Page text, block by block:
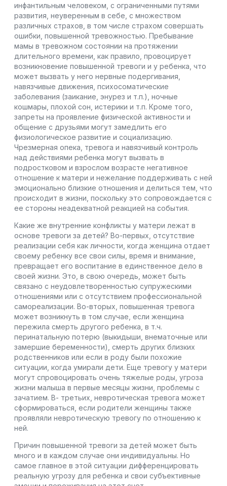
инфантильным человеком, с ограниченными путями
развития, неуверенным в себе, с множеством
различных страхов, в том числе страхом совершать
ошибки, повышенной тревожностью. Пребывание
мамы в тревожном состоянии на протяжении
длительного времени, как правило, провоцирует
возникновение повышенной тревоги и у ребенка, что
может вызвать у него нервные подергивания,
навязчивые движения, психосоматические
заболевания (заикание, энурез и т.п.), ночные
кошмары, плохой сон, истерики и т.п. Кроме того,
запреты на проявление физической активности и
общение с друзьями могут замедлить его
физиологическое развитие и социализацию.
Чрезмерная опека, тревога и навязчивый контроль
над действиями ребенка могут вызвать в
подростковом и взрослом возрасте негативное
отношение к матери и нежелание поддерживать с ней
эмоционально близкие отношения и делиться тем, что
происходит в жизни, поскольку это сопровождается с
ее стороны неадекватной реакцией на события.
Какие же внутренние конфликты у матери лежат в
основе тревоги за детей? Во-первых, отсутствие
реализации себя как личности, когда женщина отдает
своему ребенку все свои силы, время и внимание,
превращает его воспитание в единственное дело в
своей жизни. Это, в свою очередь, может быть
связано с неудовлетворенностью супружескими
отношениями или с отсутствием профессиональной
самореализации. Во-вторых, повышенная тревога
может возникнуть в том случае, если женщина
пережила смерть другого ребенка, в т.ч.
перинатальную потерю (выкидыши, внематочные или
замершие беременности), смерть других близких
родственников или если в роду были похожие
ситуации, когда умирали дети. Еще тревогу у матери
могут спровоцировать очень тяжелые роды, угроза
жизни малыша в первые месяцы жизни, проблемы с
зачатием. В- третьих, невротическая тревога может
сформироваться, если родители женщины также
проявляли невротическую тревогу по отношению к
ней.
Причин повышенной тревоги за детей может быть
много и в каждом случае они индивидуальны. Но
самое главное в этой ситуации дифференцировать
реальную угрозу для ребенка и свои субъективные